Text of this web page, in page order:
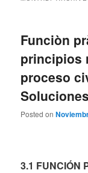
Funciòn
principios
proceso
Posted on
3.1 FUNCIÓN